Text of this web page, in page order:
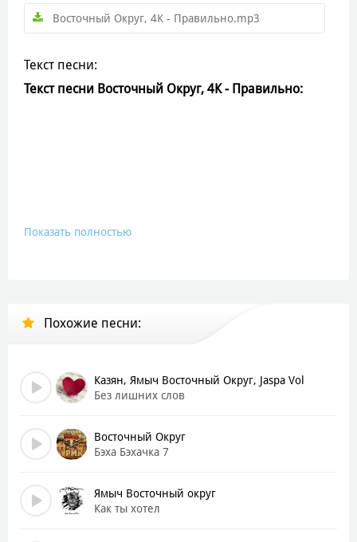
Восточный Округ, 4К - Правильно.mp3
Текст песни:
Текст песни Восточный Округ, 4К - Правильно:
Показать полностью
Похожие песни:
Казян, Ямыч Восточный Округ, Jaspa Vol
Без лишних слов
Восточный Округ
Бэха Бэхачка 7
Ямыч Восточный округ
Как ты хотел